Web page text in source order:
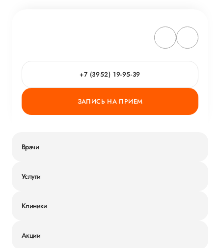
+7 (3952) 19-95-39
ЗАПИСЬ НА ПРИЕМ
Врачи
Услуги
Клиники
Акции